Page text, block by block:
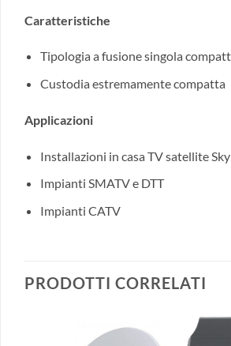
Caratteristiche
Tipologia a fusione singola
Custodia estremamente compatta
Applicazioni
Installazioni in casa TV satellite Sky
Impianti SMATV e DTT
Impianti CATV
PRODOTTI CORRELATI